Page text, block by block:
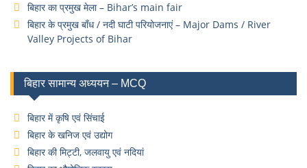
बिहार का प्रमुख मेला – Bihar’s main fair
बिहार के प्रमुख बाँध / नदी घाटी परियोजनाएं – Major Dams / River
Valley Projects of Bihar
बिहार सामान्य अध्ययन – MCQ
बिहार में कृषि एवं सिंचाई
बिहार के खनिज एवं उद्योग
बिहार की मिट्टी, जलवायु एवं नदियां